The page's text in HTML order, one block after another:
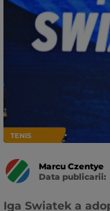
TENIS
Marcu Czentye
Data publicarii:
Iga Swiatek a